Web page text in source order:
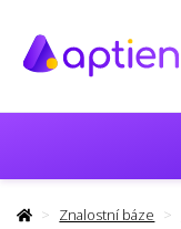
Znalostní báze